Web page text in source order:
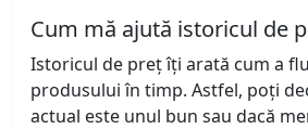
Cum mă ajută istoricul de
Istoricul de preț îți arată cum a
produsului în timp. Astfel, poți
actual este unul bun sau dacă